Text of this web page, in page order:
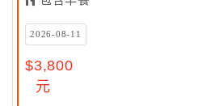
2026-08-11
$3,800
元